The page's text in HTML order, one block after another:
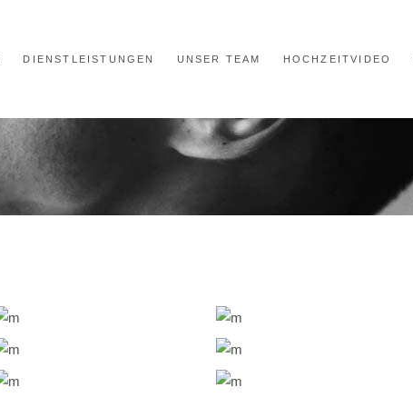
DIENSTLEISTUNGEN UNSER TEAM HOCHZEITVIDEO